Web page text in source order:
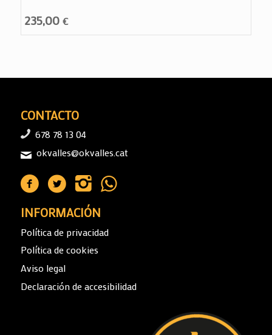
235,00 €
CONTACTO
678 78 13 04
okvalles@okvalles.cat
INFORMACIÓN
Política de privacidad
Política de cookies
Aviso legal
Declaración de accesibilidad